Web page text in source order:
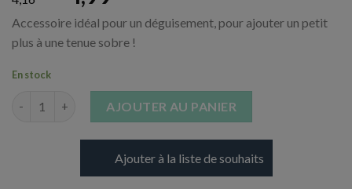
Accessoire idéal pour un déguisement, pour ajouter un petit
plus à une tenue sobre !
En stock
AJOUTER AU PANIER
Ajouter à la liste de souhaits